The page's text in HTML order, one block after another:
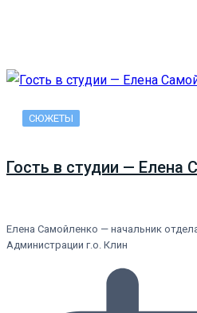
СЮЖЕТЫ
Гость в студии — Елена
Елена Самойленко — начальник
Администрации г.о. Клин